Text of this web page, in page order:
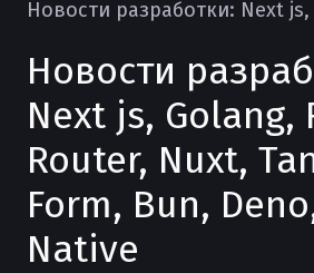
Новости
Next js, Golang,
Router, Nuxt,
Form, Bun,
Native